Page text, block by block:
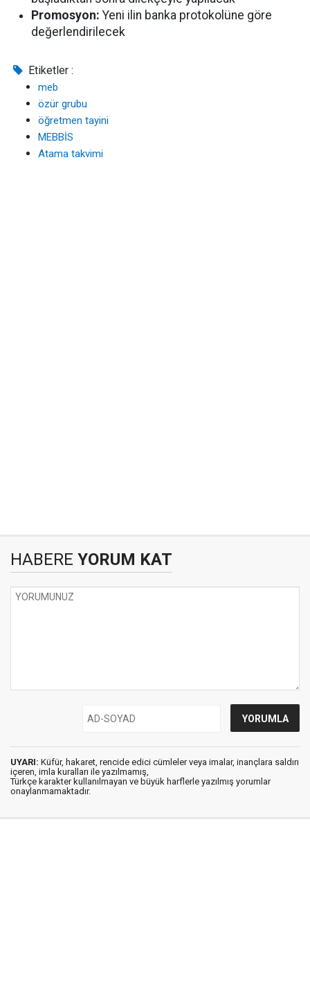
Promosyon: Yeni ilin banka protokolüne göre
değerlendirilecek
Etiketler :
meb
özür grubu
öğretmen tayini
MEBBİS
Atama takvimi
HABERE YORUM KAT
UYARI: Küfür, hakaret, rencide edici cümleler veya imalar, inançlara saldırı
içeren, imla kuralları ile yazılmamış,
Türkçe karakter kullanılmayan ve büyük harflerle yazılmış yorumlar
onaylanmamaktadır.